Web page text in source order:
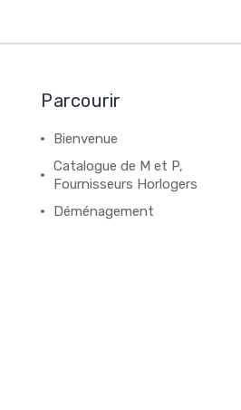
Parcourir
Bienvenue
Catalogue de M et P,
Fournisseurs Horlogers
Déménagement